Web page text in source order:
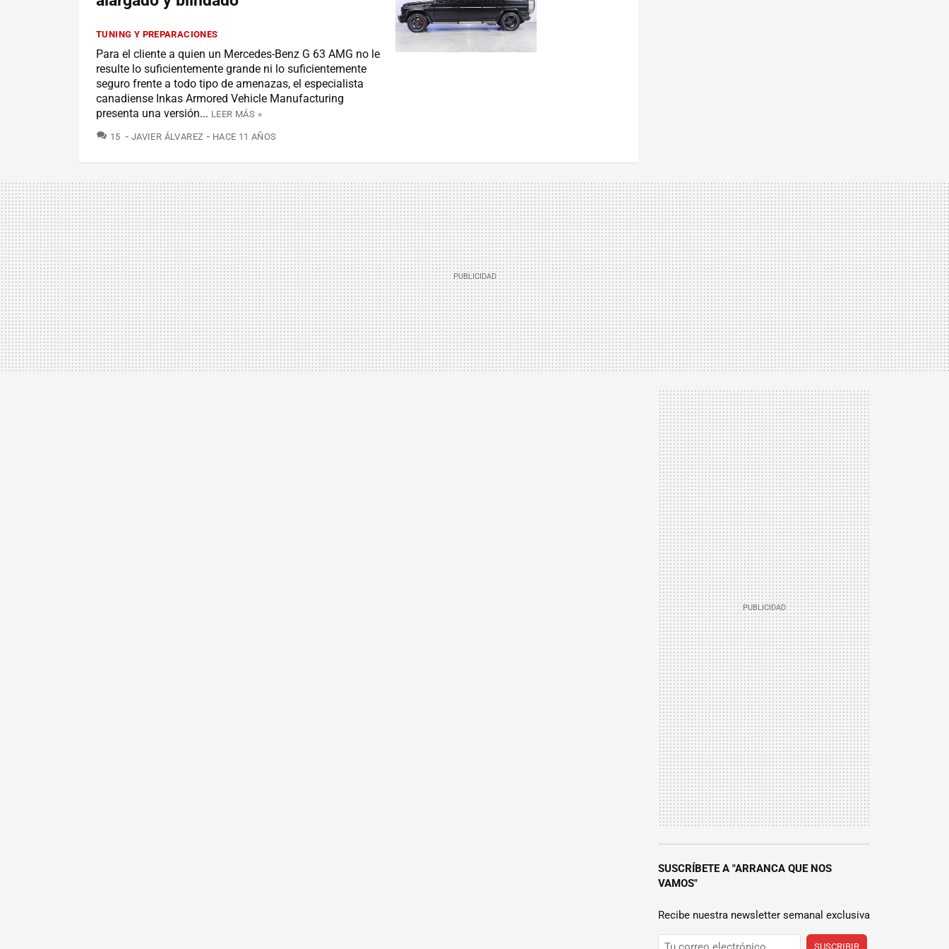
TUNING Y PREPARACIONES
Para el cliente a quien un Mercedes-Benz G 63 AMG no le
resulte lo suficientemente grande ni lo suficientemente
seguro frente a todo tipo de amenazas, el especialista
canadiense Inkas Armored Vehicle Manufacturing
presenta una versión... LEER MÁS »
15 COMENTARIOS
JAVIER ÁLVAREZ HACE 11 AÑOS
SUSCRÍBETE A "ARRANCA QUE NOS
VAMOS"
Recibe nuestra newsletter semanal exclusiva
SUSCRIBIR